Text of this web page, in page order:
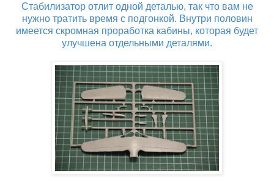
Стабилизатор отлит одной деталью, так что вам не
нужно тратить время с подгонкой. Внутри половин
имеется скромная проработка кабины, которая будет
улучшена отдельными деталями.